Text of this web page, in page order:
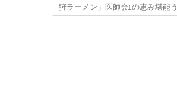
狩ラーメン」医師会rの恵み堪能う